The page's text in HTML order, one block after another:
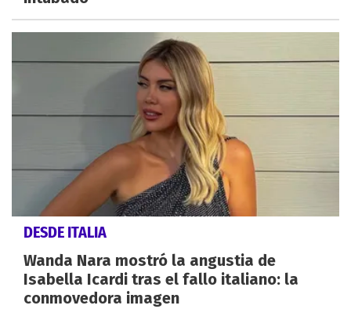
DESDE ITALIA
Wanda Nara mostró la angustia de
Isabella Icardi tras el fallo italiano: la
conmovedora imagen